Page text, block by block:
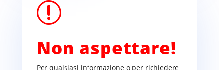
r
Non aspettare!
Per qualsiasi informazione o per richiedere